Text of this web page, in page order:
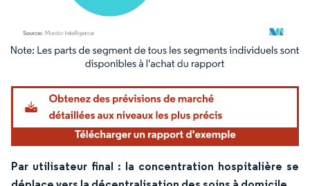
Image © Mordor Intelligence. La réutilisation nécessite une attribution sous CC BY
Par utilisateur final : la concentration hospitalière se